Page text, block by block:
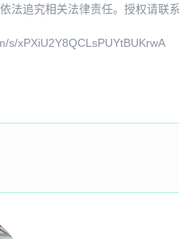
法追究相关法律责任。授权请联
s/xPXiU2Y8QCLsPUYtBUKrwA